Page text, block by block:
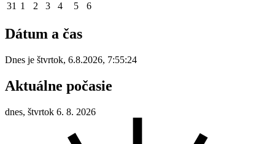
31 1 2 3 4 5 6
Dátum a čas
Dnes je štvrtok, 6.8.2026, 7:55:24
Aktuálne počasie
dnes, štvrtok 6. 8. 2026